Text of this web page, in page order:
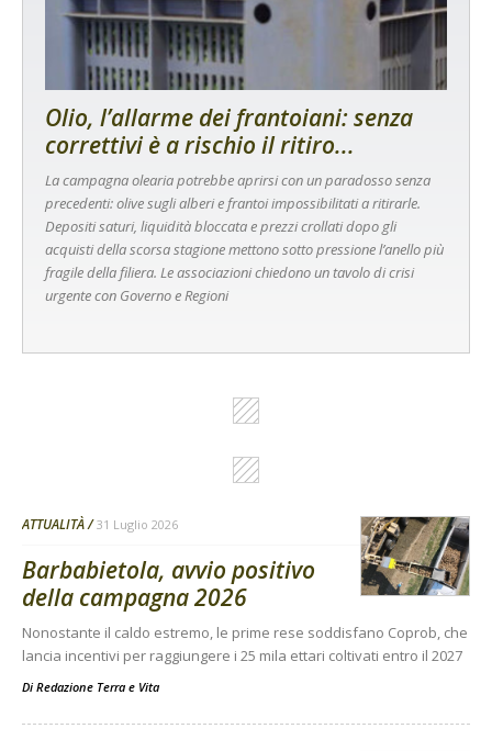
Olio, l’allarme dei frantoiani: senza
correttivi è a rischio il ritiro...
La campagna olearia potrebbe aprirsi con un paradosso senza
precedenti: olive sugli alberi e frantoi impossibilitati a ritirarle.
Depositi saturi, liquidità bloccata e prezzi crollati dopo gli
acquisti della scorsa stagione mettono sotto pressione l’anello più
fragile della filiera. Le associazioni chiedono un tavolo di crisi
urgente con Governo e Regioni
ATTUALITÀ 31 Luglio 2026
Barbabietola, avvio positivo
della campagna 2026
Nonostante il caldo estremo, le prime rese soddisfano Coprob, che
lancia incentivi per raggiungere i 25 mila ettari coltivati entro il 2027
Di Redazione Terra e Vita